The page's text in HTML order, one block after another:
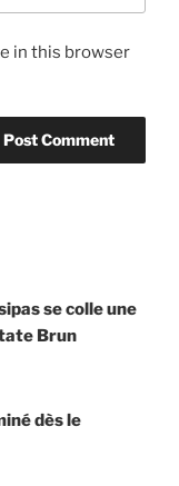
in this browser
se colle une
Brun
dès le